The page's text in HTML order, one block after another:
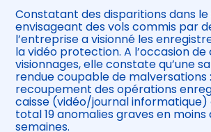
Constatant des disparitions dans
envisageant des vols commis par
l’entreprise a visionné les
la vidéo protection. A l’occasion de
visionnages, elle constate qu’une
rendue coupable de malversations
recoupement des opérations
caisse (vidéo/journal informatique)
total 19 anomalies graves en moins
semaines.